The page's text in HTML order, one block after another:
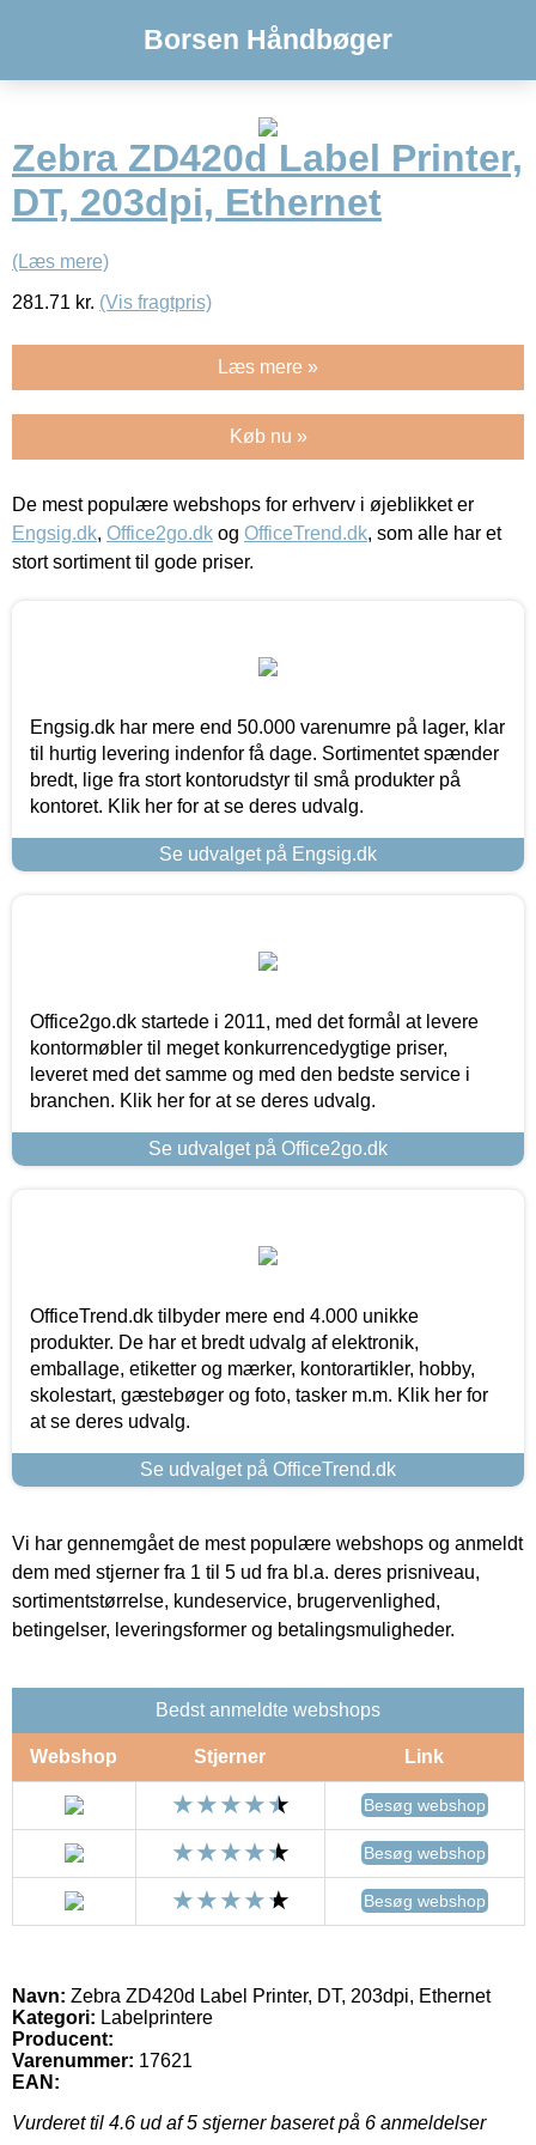
Borsen Håndbøger
Zebra ZD420d Label Printer,
DT, 203dpi, Ethernet
(Læs mere)
281.71 kr. (Vis fragtpris)
Læs mere »
Køb nu »
De mest populære webshops for erhverv i øjeblikket er
Engsig.dk, Office2go.dk og OfficeTrend.dk, som alle har et
stort sortiment til gode priser.
Engsig.dk har mere end 50.000 varenumre på lager, klar
til hurtig levering indenfor få dage. Sortimentet spænder
bredt, lige fra stort kontorudstyr til små produkter på
kontoret. Klik her for at se deres udvalg.
Se udvalget på Engsig.dk
Office2go.dk startede i 2011, med det formål at levere
kontormøbler til meget konkurrencedygtige priser,
leveret med det samme og med den bedste service i
branchen. Klik her for at se deres udvalg.
Se udvalget på Office2go.dk
OfficeTrend.dk tilbyder mere end 4.000 unikke
produkter. De har et bredt udvalg af elektronik,
emballage, etiketter og mærker, kontorartikler, hobby,
skolestart, gæstebøger og foto, tasker m.m. Klik her for
at se deres udvalg.
Se udvalget på OfficeTrend.dk
Vi har gennemgået de mest populære webshops og anmeldt
dem med stjerner fra 1 til 5 ud fra bl.a. deres prisniveau,
sortimentstørrelse, kundeservice, brugervenlighed,
betingelser, leveringsformer og betalingsmuligheder.
Bedst anmeldte webshops
Webshop Stjerner Link
Besøg webshop
Besøg webshop
Besøg webshop
Navn: Zebra ZD420d Label Printer, DT, 203dpi, Ethernet
Kategori: Labelprintere
Producent:
Varenummer: 17621
EAN:
Vurderet til 4.6 ud af 5 stjerner baseret på 6 anmeldelser